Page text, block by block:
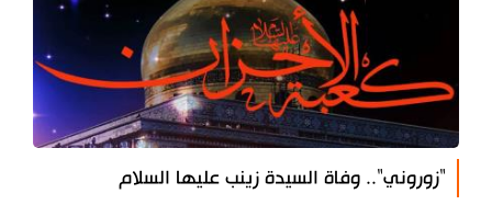
"زوروني".. وفاة السيدة زينب عليها السلام